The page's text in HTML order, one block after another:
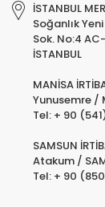
İSTANBUL
Soğanlık
Sok. No:4
İSTANBUL
MANİSA
Yunusemre /
Tel: + 90
SAMSUN
Atakum /
Tel: + 90